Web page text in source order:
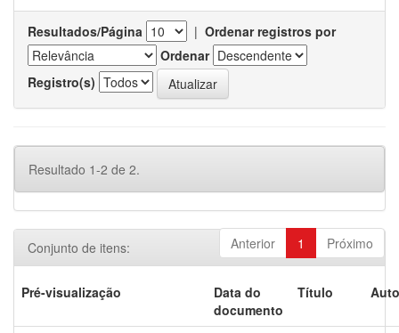
Resultados/Página | Ordenar registros por
Ordenar
Registro(s)
Resultado 1-2 de 2.
Anterior 1 Próximo
Conjunto de itens:
Pré-visualização
Data do
documento
Título